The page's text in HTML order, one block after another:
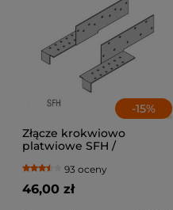
-15%
Złącze krokwiowo
platwiowe SFH /
93 oceny
46,00 zł